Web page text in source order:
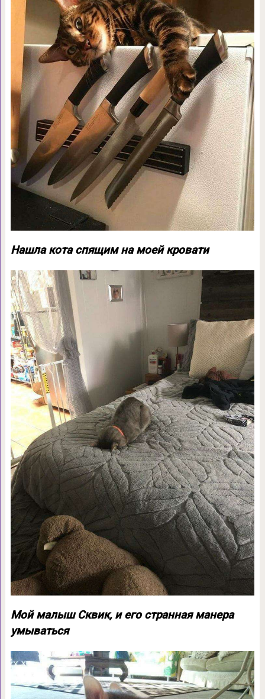
Нашла кота спящим на моей кровати
Мой малыш Сквик, и его странная манера
умываться